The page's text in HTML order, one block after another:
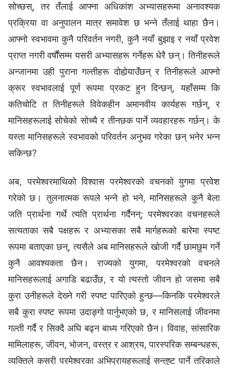
सोच्छस्, तर तँलाई आफ्ना अधिकांश अभ्यासहरूमा अनावश्यक
प्रक्रिया वा अनुपालन मात्र समावेश छ भन्‍ने तँलाई थाहा छैन।
आफ्नो स्वभावमा कुनै परिवर्तन नगरी, कुनै नयाँ बुझाइ र नयाँ प्रवेश
प्राप्त नगरी वर्षौंसम्‍म यसरी अभ्यासहरू गर्नेहरू धेरै छन्। तिनीहरूले
अन्जानमा उही पुराना गल्तीहरू दोहोर्‍याउँछन् र तिनीहरूले आफ्नो
क्रूर स्वभावलाई पूर्ण रूपमा प्रकट हुन दिन्छन्, यहाँसम्म कि
कतिचोटि त तिनीहरूले विवेकहीन अमानवीय कार्यहरू गर्छन्, र
मानिसहरूलाई सोचेको सोच्यै र तीनछक पार्ने व्यवहारहरू गर्छन्। के
यस्ता मानिसहरूले स्वभावको परिवर्तन अनुभव गरेका छन् भनेर भन्‍न
सकिन्छ?
अब, परमेश्‍वरमाथिको विश्‍वास परमेश्‍वरको वचनको युगमा प्रवेश
गरेको छ। तुलनात्मक रूपले भन्‍ने हो भने, मानिसहरूले कुनै बेला
जति प्रार्थना गर्थे त्यति प्रार्थना गर्दैनन्; परमेश्‍वरका वचनहरूले
सत्यताका सबै पक्षहरू र अभ्यासका सबै मार्गहरूको बारेमा स्पष्ट
रूपमा बताएका छन्, त्यसैले अब मानिसहरूले खोजी गर्दै छामछुम गर्ने
कुनै आवश्यकता छैन। राज्यको युगमा, परमेश्‍वरको वचनले
मानिसहरूलाई अगाडि बढाउँछ, र यो त्यस्तो जीवन हो जसमा सबै
कुरा उनीहरूले देख्‍ने गरी स्पष्ट पारिएको हुन्छ—किनकि परमेश्‍वरले
सबै कुरा स्पष्ट रूपमा उदाङ्गो पार्नुभएको छ, र मानिसलाई जीवनमा
गल्ती गर्दै र सिक्दै अघि बढ्न बाध्य गरिएको छैन। विवाह, सांसारिक
मामिलाहरू, जीवन, भोजन, वस्‍त्र र आश्रय, पारस्परिक सम्बन्धहरू,
व्यक्तिले कसरी परमेश्‍वरका अभिप्रायहरूलाई सन्तुष्ट पार्ने तरिकाले